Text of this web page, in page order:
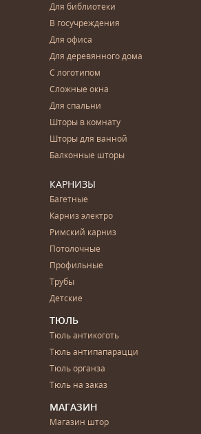
Для библиотеки
В госучреждения
Для офиса
Для деревянного дома
С логотипом
Сложные окна
Для спальни
Шторы в комнату
Шторы для ванной
Балконные шторы
КАРНИЗЫ
Багетные
Карниз электро
Римский карниз
Потолочные
Профильные
Трубы
Детские
ТЮЛЬ
Тюль антикоготь
Тюль антипапарацци
Тюль органза
Тюль на заказ
МАГАЗИН
Магазин штор